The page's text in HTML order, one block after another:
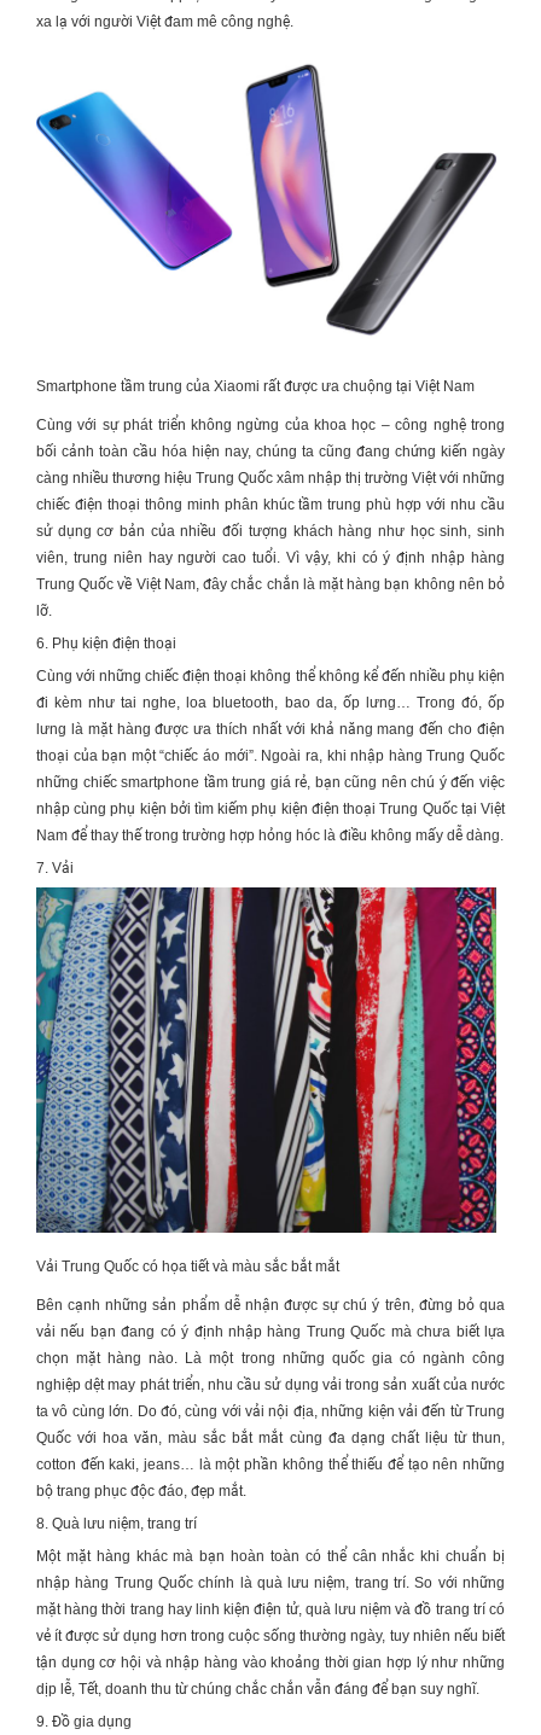
xa lạ với người Việt đam mê công nghệ.
Smartphone tầm trung của Xiaomi rất được ưa chuộng tại Việt Nam
Cùng với sự phát triển không ngừng của khoa học – công nghệ trong
bối cảnh toàn cầu hóa hiện nay, chúng ta cũng đang chứng kiến ngày
càng nhiều thương hiệu Trung Quốc xâm nhập thị trường Việt với những
chiếc điện thoại thông minh phân khúc tầm trung phù hợp với nhu cầu
sử dụng cơ bản của nhiều đối tượng khách hàng như học sinh, sinh
viên, trung niên hay người cao tuổi. Vì vậy, khi có ý địnhnhập hàng
Trung Quốc về Việt Nam, đây chắc chắn là mặt hàng bạn không nên bỏ
lỡ.
6. Phụ kiện điện thoại
Cùng với những chiếc điện thoại không thể không kể đến nhiều phụ kiện
đi kèm như tai nghe, loa bluetooth, bao da, ốp lưng… Trong đó, ốp
lưng là mặt hàng được ưa thích nhất với khả năng mang đến cho điện
thoại của bạn một “chiếc áo mới”. Ngoài ra, khinhập hàng Trung Quốc
những chiếc smartphone tầm trung giá rẻ, bạn cũng nên chú ý đến việc
nhập cùng phụ kiện bởi tìm kiếm phụ kiện điện thoại Trung Quốc tại Việt
Nam để thay thế trong trường hợp hỏng hóc là điều không mấy dễ dàng.
7. Vải
Vải Trung Quốc có họa tiết và màu sắc bắt mắt
Bên cạnh những sản phẩm dễ nhận được sự chú ý trên, đừng bỏ qua
vải nếu bạn đang có ý định nhập hàng Trung Quốc mà chưa biết lựa
chọn mặt hàng nào. Là một trong những quốc gia có ngành công
nghiệp dệt may phát triển, nhu cầu sử dụng vải trong sản xuất của nước
ta vô cùng lớn. Do đó, cùng với vải nội địa, những kiện vải đến từ Trung
Quốc với hoa văn, màu sắc bắt mắt cùng đa dạng chất liệu từ thun,
cotton đến kaki, jeans… là một phần không thể thiếu để tạo nên những
bộ trang phục độc đáo, đẹp mắt.
8. Quà lưu niệm, trang trí
Một mặt hàng khác mà bạn hoàn toàn có thể cân nhắc khi chuẩn bị
nhập hàng Trung Quốcchính là quà lưu niệm, trang trí. So với những
mặt hàng thời trang hay linh kiện điện tử, quà lưu niệm và đồ trang trí có
vẻ ít được sử dụng hơn trong cuộc sống thường ngày, tuy nhiên nếu biết
tận dụng cơ hội và nhập hàng vào khoảng thời gian hợp lý như những
dịp lễ, Tết, doanh thu từ chúng chắc chắn vẫn đáng để bạn suy nghĩ.
9. Đồ gia dụng